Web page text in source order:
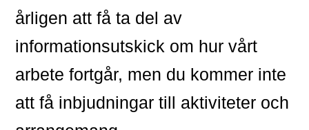
årligen att få ta del av
informationsutskick om hur vårt
arbete fortgår, men du kommer inte
att få inbjudningar till aktiviteter och